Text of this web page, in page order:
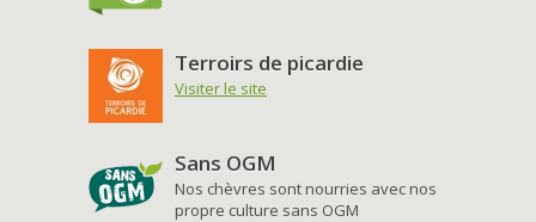
Terroirs de picardie
Visiter le site
Sans OGM
Nos chèvres sont nourries avec nos
propre culture sans OGM